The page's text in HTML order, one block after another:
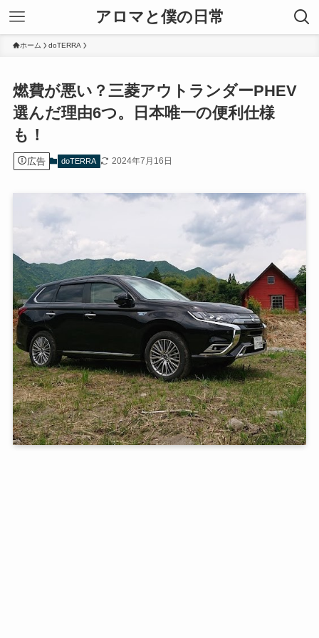
アロマと僕の日常
ホーム doTERRA
燃費が悪い？三菱アウトランダーPHEV
選んだ理由6つ。日本唯一の便利仕様
も！
広告 doTERRA 2024年7月16日